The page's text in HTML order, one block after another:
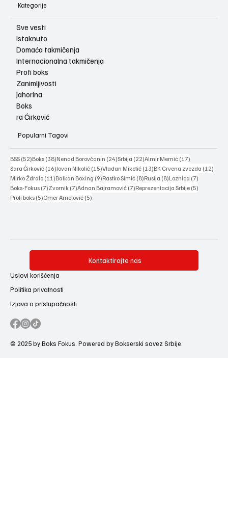
Kategorije
Sve vesti
Istaknuto
Domaća takmičenja
Internacionalna takmičenja
Profi boks
Zanimljivosti
Jahorina
Boks
ra Ćirković
Popularni Tagovi
BSS (52)52 posts
Boks (38)38 posts
Nenad Borovčanin (24)24 posts
Srbija (22)22 posts
Almir Memić (17)
Sara Ćirković (16)16 posts
Jovan Nikolić (15)15 posts
Vladan Miketić (13)13 posts
BK Crvena zvezda (12)
Mirko Ždralo (11)11 posts
Balkan Boxing (9)9 posts
Rastko Simić (8)8 posts
Rusija (8)8 posts
Loznica (7)
Boks-Fokus (7)7 posts
Zvornik (7)7 posts
Adnan Bajramović (7)7 posts
Reprezentacija Srbije (5)
Profi boks (5)5 posts
Omer Ametović (5)
Kontaktirajte nas
Uslovi korišćenja
Politika privatnosti
Izjava o pristupačnosti
© 2025 by Boks Fokus. Powered by Bokserski savez Srbije.